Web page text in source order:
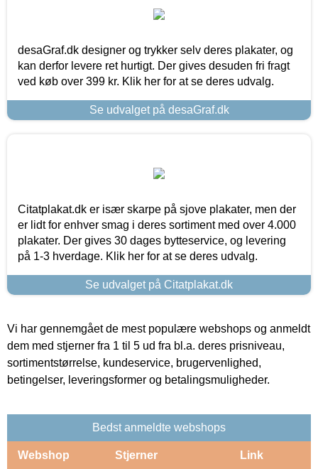
desaGraf.dk designer og trykker selv deres plakater, og
kan derfor levere ret hurtigt. Der gives desuden fri fragt
ved køb over 399 kr. Klik her for at se deres udvalg.
Se udvalget på desaGraf.dk
Citatplakat.dk er især skarpe på sjove plakater, men der
er lidt for enhver smag i deres sortiment med over 4.000
plakater. Der gives 30 dages bytteservice, og levering
på 1-3 hverdage. Klik her for at se deres udvalg.
Se udvalget på Citatplakat.dk
Vi har gennemgået de mest populære webshops og anmeldt
dem med stjerner fra 1 til 5 ud fra bl.a. deres prisniveau,
sortimentstørrelse, kundeservice, brugervenlighed,
betingelser, leveringsformer og betalingsmuligheder.
Bedst anmeldte webshops
Webshop Stjerner Link